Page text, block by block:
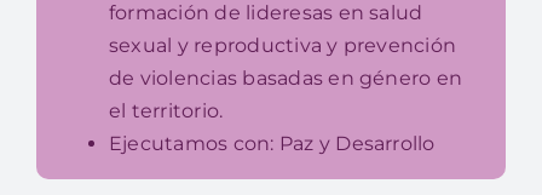
formación de lideresas en salud
sexual y reproductiva y prevención
de violencias basadas en género en
el territorio.
Ejecutamos con: Paz y Desarrollo